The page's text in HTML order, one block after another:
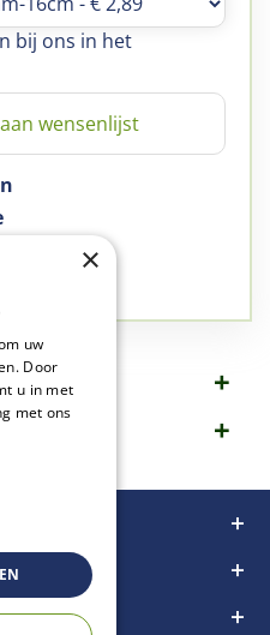
bij ons in het
doen
×
uw
Door
u in met
met ons